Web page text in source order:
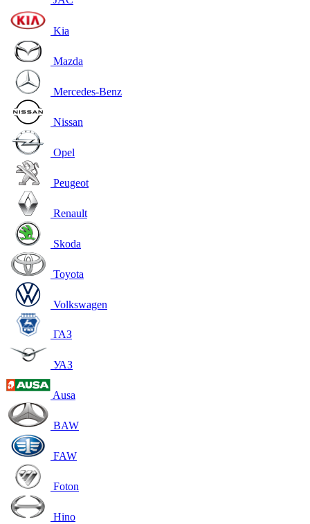
Kia
Mazda
Mercedes-Benz
Nissan
Opel
Peugeot
Renault
Skoda
Toyota
Volkswagen
ГАЗ
УАЗ
Ausa
BAW
FAW
Foton
Hino